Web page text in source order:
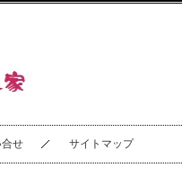
合せ サイトマップ